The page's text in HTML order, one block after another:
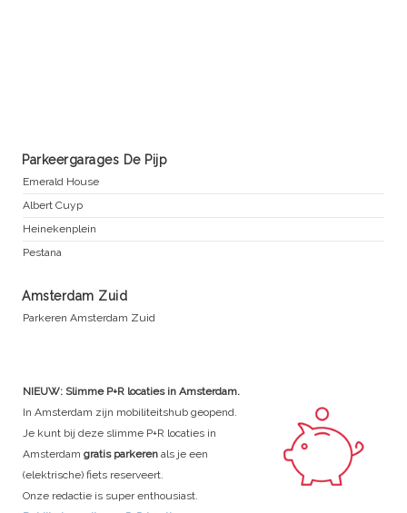
Parkeergarages De Pijp
Emerald House
Albert Cuyp
Heinekenplein
Pestana
Amsterdam Zuid
Parkeren Amsterdam Zuid
NIEUW: Slimme P+R locaties in Amsterdam.
In Amsterdam zijn mobiliteitshub geopend.
Je kunt bij deze slimme P+R locaties in
Amsterdam gratis parkeren als je een
(elektrische) fiets reserveert.
Onze redactie is super enthousiast.